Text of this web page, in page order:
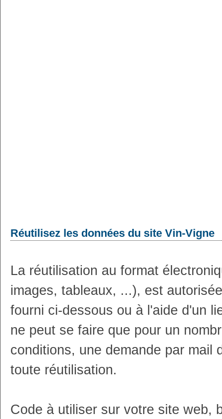
Réutilisez les données du site Vin-Vigne
La réutilisation au format
images, tableaux, ...), est
fourni ci-dessous ou à l'aide d'un
ne peut se faire que pour un
conditions, une demande par mail
toute réutilisation.
Code à utiliser sur votre site web,